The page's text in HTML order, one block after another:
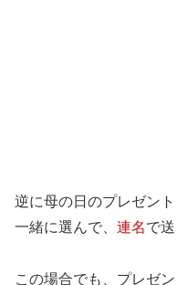
逆に母の日のプレゼン
一緒に選んで、 連名で
この場合でも、プレゼ